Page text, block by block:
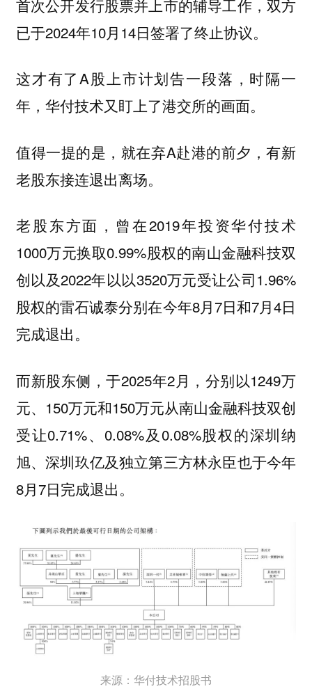
首次公开发行股票并上市的辅导工作，双方
已于2024年10月14日签署了终止协议。
这才有了A股上市计划告一段落，时隔一
年，华付技术又盯上了港交所的画面。
值得一提的是，就在弃A赴港的前夕，有新
老股东接连退出离场。
老股东方面，曾在2019年投资华付技术
1000万元换取0.99%股权的南山金融科技双
创以及2022年以以3520万元受让公司1.96%
股权的雷石诚泰分别在今年8月7日和7月4日
完成退出。
而新股东侧，于2025年2月，分别以1249万
元、150万元和150万元从南山金融科技双创
受让0.71%、0.08%及0.08%股权的深圳纳
旭、深圳玖亿及独立第三方林永臣也于今年
8月7日完成退出。
来源：华付技术招股书